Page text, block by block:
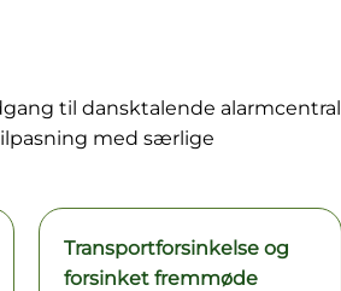
til dansktalende alarmcentral
med særlige
Transportforsinkelse og
forsinket fremmøde